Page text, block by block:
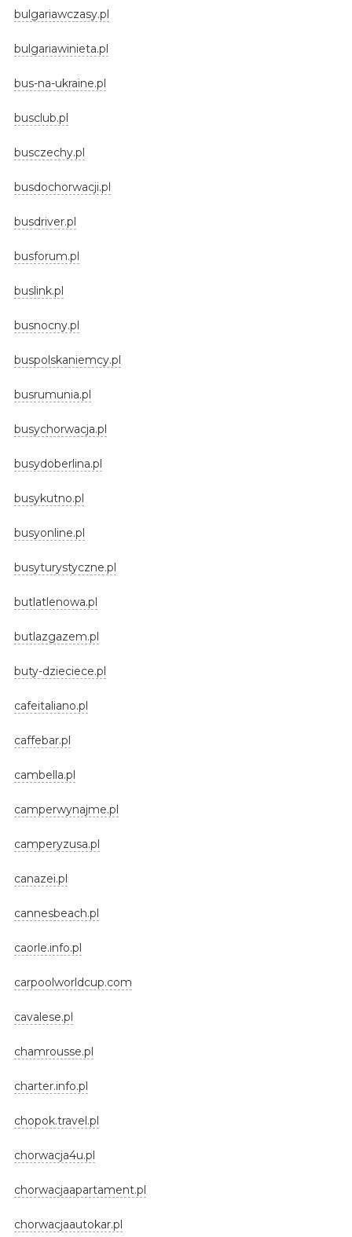
bulgariawczasy.pl
bulgariawinieta.pl
bus-na-ukraine.pl
busclub.pl
busczechy.pl
busdochorwacji.pl
busdriver.pl
busforum.pl
buslink.pl
busnocny.pl
buspolskaniemcy.pl
busrumunia.pl
busychorwacja.pl
busydoberlina.pl
busykutno.pl
busyonline.pl
busyturystyczne.pl
butlatlenowa.pl
butlazgazem.pl
buty-dzieciece.pl
cafeitaliano.pl
caffebar.pl
cambella.pl
camperwynajme.pl
camperyzusa.pl
canazei.pl
cannesbeach.pl
caorle.info.pl
carpoolworldcup.com
cavalese.pl
chamrousse.pl
charter.info.pl
chopok.travel.pl
chorwacja4u.pl
chorwacjaapartament.pl
chorwacjaautokar.pl